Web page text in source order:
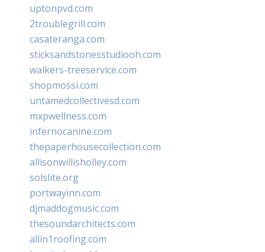
uptonpvd.com
2troublegrill.com
casateranga.com
sticksandstonesstudiooh.com
walkers-treeservice.com
shopmossi.com
untamedcollectivesd.com
mxpwellness.com
infernocanine.com
thepaperhousecollection.com
allisonwillisholley.com
solslite.org
portwayinn.com
djmaddogmusic.com
thesoundarchitects.com
allin1roofing.com